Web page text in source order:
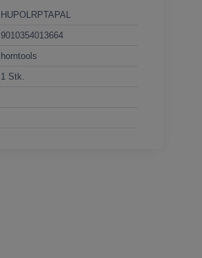
HUPOLRPTAPAL
9010354013664
horntools
1 Stk.